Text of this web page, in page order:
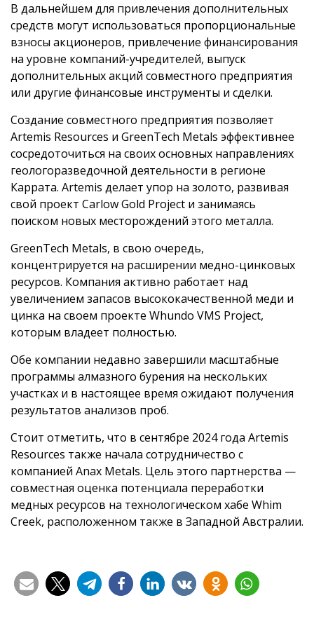
В дальнейшем для привлечения дополнительных
средств могут использоваться пропорциональные
взносы акционеров, привлечение финансирования
на уровне компаний-учредителей, выпуск
дополнительных акций совместного предприятия
или другие финансовые инструменты и сделки.
Создание совместного предприятия позволяет
Artemis Resources и GreenTech Metals эффективнее
сосредоточиться на своих основных направлениях
геологоразведочной деятельности в регионе
Каррата. Artemis делает упор на золото, развивая
свой проект Carlow Gold Project и занимаясь
поиском новых месторождений этого металла.
GreenTech Metals, в свою очередь,
концентрируется на расширении медно-цинковых
ресурсов. Компания активно работает над
увеличением запасов высококачественной меди и
цинка на своем проекте Whundo VMS Project,
которым владеет полностью.
Обе компании недавно завершили масштабные
программы алмазного бурения на нескольких
участках и в настоящее время ожидают получения
результатов анализов проб.
Стоит отметить, что в сентябре 2024 года Artemis
Resources также начала сотрудничество с
компанией Anax Metals. Цель этого партнерства —
совместная оценка потенциала переработки
медных ресурсов на технологическом хабе Whim
Creek, расположенном также в Западной Австралии.